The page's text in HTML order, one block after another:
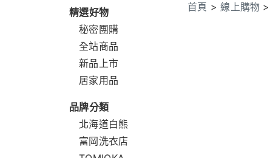
精選好物
秘密團購
全站商品
新品上市
居家用品
品牌分類
北海道白熊
富岡洗衣店
首頁 >線上購物 >